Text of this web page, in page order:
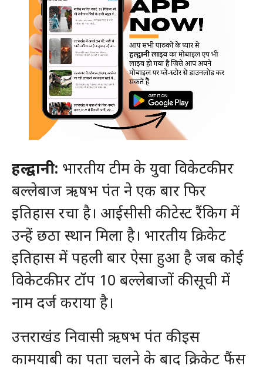
हल्द्वानी: भारतीय टीम के युवा विकेटकीपर
बल्लेबाज ऋषभ पंत ने एक बार फिर
इतिहास रचा है। आईसीसी की टेस्ट रैंकिग में
उन्हें छठा स्थान मिला है। भारतीय क्रिकेट
इतिहास में पहली बार ऐसा हुआ है जब कोई
विकेटकीपर टॉप 10 बल्लेबाजों की सूची में
नाम दर्ज कराया है।
उत्तराखंड निवासी ऋषभ पंत की इस
कामयाबी का पता चलने के बाद क्रिकेट फैंस